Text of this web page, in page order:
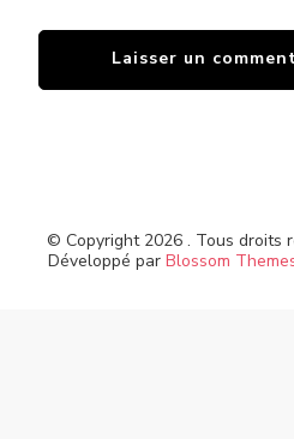
© Copyright 2026 . Tous droits
Développé par Blossom